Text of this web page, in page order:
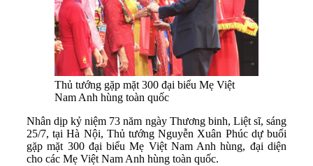
Thủ tướng gặp mặt 300 đại biểu Mẹ Việt
Nam Anh hùng toàn quốc
Nhân dịp kỷ niệm 73 năm ngày Thương binh, Liệt sĩ, sáng
25/7, tại Hà Nội, Thủ tướng Nguyễn Xuân Phúc dự buổi
gặp mặt 300 đại biểu Mẹ Việt Nam Anh hùng, đại diện
cho các Mẹ Việt Nam Anh hùng toàn quốc.